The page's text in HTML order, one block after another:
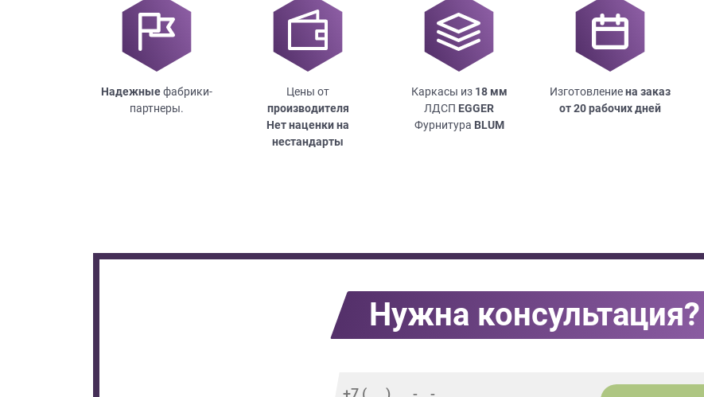
Надежныефабрики-
партнеры.
Цены от
производителя
Нет наценки на
нестандарты
Каркасы из 18мм
ЛДСП EGGER
Фурнитура BLUM
Изготовлениена заказ
от 20 рабочих дней
Нужна консультация?